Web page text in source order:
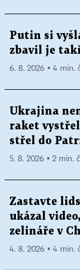
Putin si
zbavil je
6. 8. 2026 ▪ 4 min.
Ukrajina
raket
střel do
5. 8. 2026 ▪ 2 min.
Zastavte
ukázal
zelináře v
4. 8. 2026 ▪ 4 min.